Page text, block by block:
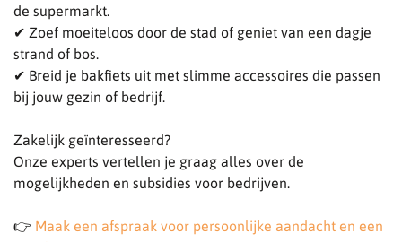
de supermarkt.
✔ Zoef moeiteloos door de stad of geniet van een dagje
strand of bos.
✔ Breid je bakfiets uit met slimme accessoires die passen
bij jouw gezin of bedrijf.
Zakelijk geïnteresseerd?
Onze experts vertellen je graag alles over de
mogelijkheden en subsidies voor bedrijven.
👉 Maak een afspraak voor persoonlijke aandacht en een